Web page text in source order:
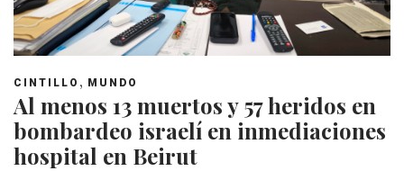
CINTILLO , MUNDO
Al menos 13 muertos y 57 heridos en
bombardeo israelí en inmediaciones
hospital en Beirut